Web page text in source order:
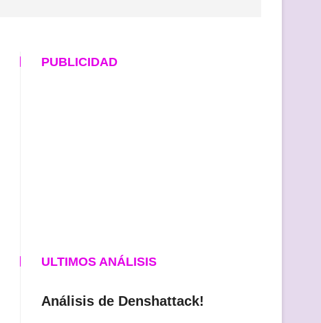
PUBLICIDAD
ULTIMOS ANÁLISIS
Análisis de Denshattack!